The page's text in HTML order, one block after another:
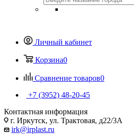
Личный кабинет
Корзина0
Сравнение товаров0
+7 (3952) 48-20-45
Контактная информация
г. Иркутск, ул. Трактовая, д22/3А
irk@irplast.ru